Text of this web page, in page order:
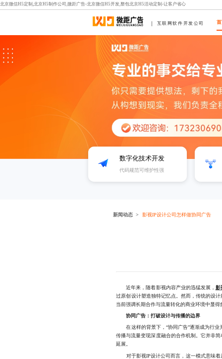
北京微信H5定制,北京H5制作公司,微距广告-北京微信H5开发,整包北京H5活动定制-让客户省心
互联网软件开发公司
数字化技术开发
代码规范可维护性强
新闻动态 影视IP设计公司怎样做协同广告
近年来，随着影视内容产业的迅猛发展， 影
过原创设计塑造独特记忆点。然而，传统的设
当前强调长期合作与流量转化的商业环境中显得
协同广告：打破设计与传播的边界
在这样的背景下，“协同广告”逐渐成为行业
传播与流量变现深度融合的合作机制。它并非
延展。
对于影视IP设计公司而言，这一模式意味着